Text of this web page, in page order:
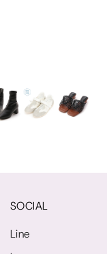
SOCIAL
Line